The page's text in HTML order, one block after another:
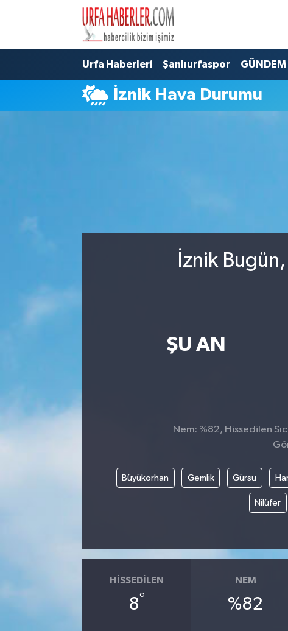
Urfa Haberleri Şanlıurfaspor GÜNDEM
İznik Hava Durumu
İznik
ŞU AN
Nem: %82, Hissedilen
Büyükorhan Gemlik Gürsu
Nilüfer
HISSEDILEN
8°
NEM
%82
Şanlıurfa Nöbetçi Eczaneler
Şanlıurfa Namaz Vakitleri
Son Dakika Haberleri